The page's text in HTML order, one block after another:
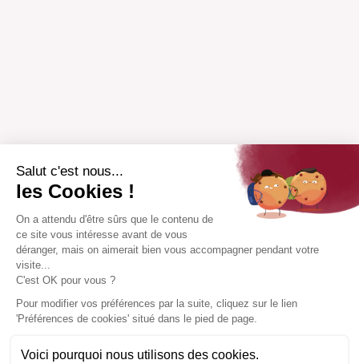
Salut c'est nous...
les Cookies !
On a attendu d'être sûrs que le contenu de
ce site vous intéresse avant de vous
déranger, mais on aimerait bien vous accompagner pendant votre
visite...
C'est OK pour vous ?
Pour modifier vos préférences par la suite, cliquez sur le lien
'Préférences de cookies' situé dans le pied de page.
Voici pourquoi nous utilisons des cookies.